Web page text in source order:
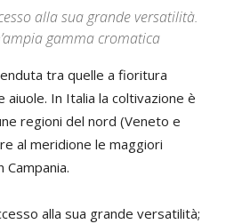
alla sua grande versatilità.
gamma cromatica
tra quelle a fioritura
In Italia la coltivazione è
regioni del nord (Veneto e
al meridione le maggiori
alla sua grande versatilità;